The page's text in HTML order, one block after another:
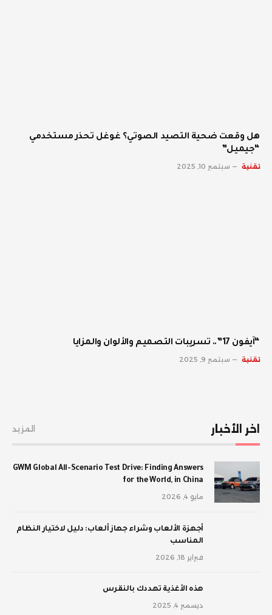
هل وقعت ضحية التصيد الصوتي؟ غوغل تحذر مستخدمي
“جيميل”
تقنية سبتمبر 10, 2025
“آيفون 17”.. تسريبات التصميم والألوان والمزايا
تقنية سبتمبر 9, 2025
اخر الأخبار المزيد
GWM Global All-Scenario Test Drive: Finding Answers
for the World, in China
مايو 4, 2026
أجهزة الألعاب وشراء جهاز ألعاب: دليل لاختيار النظام
المناسب
فبراير 18, 2026
‫هذه الأغذية تهددك بالنقرس
ديسمبر 4, 2025